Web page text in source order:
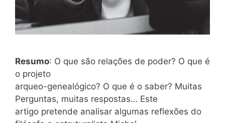
Resumo: O que são relações de poder? O que é
o projeto
arqueo-genealógico? O que é o saber? Muitas
Perguntas, muitas respostas… Este
artigo pretende analisar algumas reflexões do